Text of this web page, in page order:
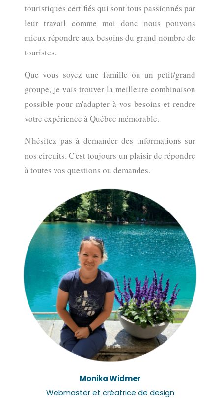
touristiques certifiés qui sont tous passionnés par
leur travail comme moi donc nous pouvons
mieux répondre aux besoins du grand nombre de
touristes.
Que vous soyez une famille ou un petit/grand
groupe, je vais trouver la meilleure combinaison
possible pour m'adapter à vos besoins et rendre
votre expérience à Québec mémorable.
N'hésitez pas à demander des informations sur
nos circuits. C'est toujours un plaisir de répondre
à toutes vos questions ou demandes.
Monika Widmer
Webmaster et créatrice de design